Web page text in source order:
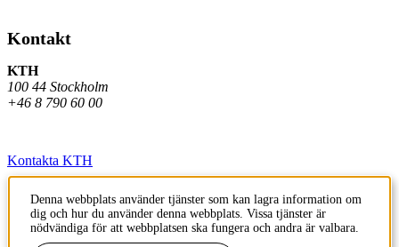
Kontakt
KTH
100 44 Stockholm
+46 8 790 60 00
Kontakta KTH
Jobba på KTH
Press och media
Denna webbplats använder tjänster som kan lagra information om
dig och hur du använder denna webbplats. Vissa tjänster är
nödvändiga för att webbplatsen ska fungera och andra är valbara.